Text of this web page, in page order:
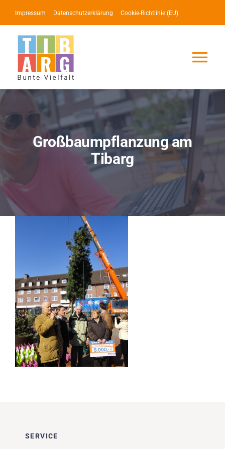
Inhalt
springen
Impressum Datenschutzerklärung Cookie-Richtlinie (EU)
Service
SUCHE
NACH:
Großbaumpflanzung am
Tibarg
SERVICE